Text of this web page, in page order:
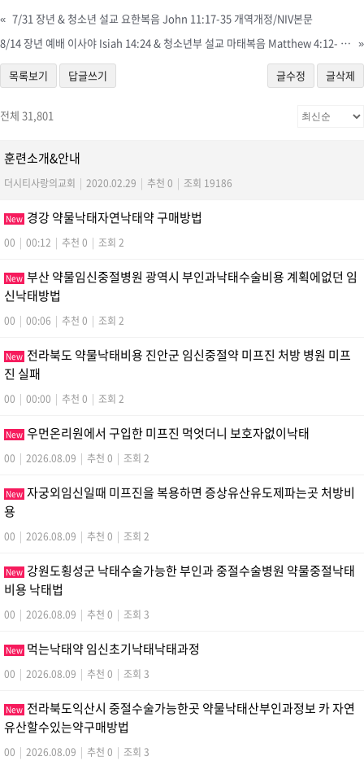
« 7/31 장년 & 청소년 설교 요한복음 John 11:17-35 개역개정/NIV본문
8/14 장년 예배 이사야 Isiah 14:24 & 청소년부 설교 마태복음 Matthew 4:12- 17 개역개정/NIV본문 »
목록보기 답글쓰기 글수정 글삭제
전체 31,801
훈련소개&안내
더시티사랑의교회 | 2020.02.29 | 추천 0 | 조회 19186
New 경강 약물낙태자연낙­태약 구매방법
00 | 00:12 | 추천 0 | 조회 2
New 부산 약물임신중절병원 광역시 부인과낙태수술비용 계획에없던 임
신낙­태방법
00 | 00:06 | 추천 0 | 조회 2
New 전라북도 약물낙태비용 진안군 임신중절약 미프진 처방 병원 미­프
진 실패
00 | 00:00 | 추천 0 | 조회 2
New 우먼온리원에서 구입한 미프진 먹엇더니 보호자없이낙­태
00 | 2026.08.09 | 추천 0 | 조회 2
New 자궁외임신일때 미프진을 복용하면 증상유산유도제파는곳 처방비
용
00 | 2026.08.09 | 추천 0 | 조회 2
New 강원도횡성군 낙태수술가능한 부인과 중절수술병원 약물중절낙태
비용 낙­태법
00 | 2026.08.09 | 추천 0 | 조회 3
New 먹는낙태약 임신초기낙태낙­태과정
00 | 2026.08.09 | 추천 0 | 조회 3
New 전라북도익산시 중절수술가능한곳 약물낙태산부인과정보 카 자연
유산할수있는약구매방법
00 | 2026.08.09 | 추천 0 | 조회 3